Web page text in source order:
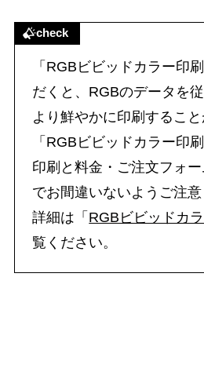
check
「RGBビビッドカラー印
だくと、RGBのデータを
より鮮やかに印刷すること
「RGBビビッドカラー印
印刷と料金・ご注文フォ
でお間違いないようご注意
詳細は「 RGBビビッドカ
覧ください。